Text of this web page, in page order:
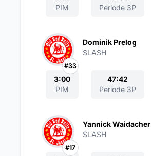
PIM
Periode 3P
#33
Dominik Prelog
SLASH
3:00
PIM
47:42
Periode 3P
#17
Yannick Waidacher
SLASH